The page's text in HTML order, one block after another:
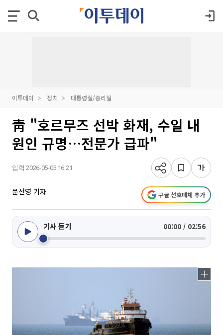
이투데이 정치 대통령실/총리실
靑 "호르무즈 선박 화재, 수일 내
원인 규명…전문가 급파"
입력 2026-05-05 16:21
문선영 기자 구글 선호매체 추가
기사 듣기 00:00 / 02:56